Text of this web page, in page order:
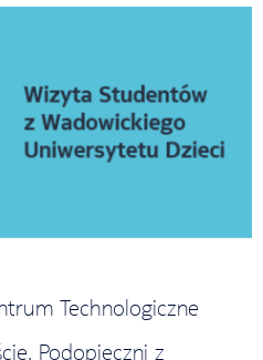
Technologiczne
Podopieczni z